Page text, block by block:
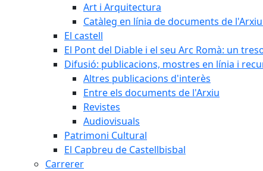
Art i Arquitectura
Catàleg en línia de documents de
El castell
El Pont del Diable i el seu Arc Romà: un
Difusió: publicacions, mostres en línia i
Altres publicacions d'interès
Entre els documents de l'Arxiu
Revistes
Audiovisuals
Patrimoni Cultural
El Capbreu de Castellbisbal
Carrerer